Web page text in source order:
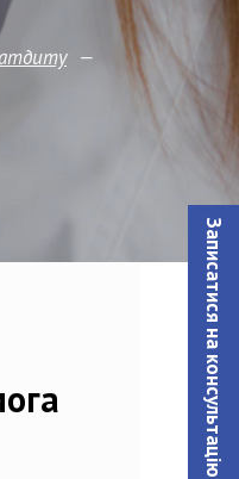
Записатися на консультацiю
—